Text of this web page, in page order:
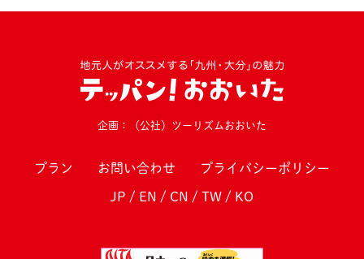
企画：（公社）ツーリズムおおいた
プラン お問い合わせ プライバシーポリシー
JP / EN / CN / TW / KO